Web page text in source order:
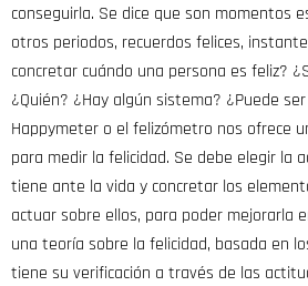
conseguirla. Se dice que son momentos
otros periodos, recuerdos felices,
concretar cuándo una persona es feliz?
¿Quién? ¿Hay algún sistema? ¿Puede
Happymeter o el felizómetro nos ofrece
para medir la felicidad. Se debe elegir la
tiene ante la vida y concretar los
actuar sobre ellos, para poder mejorarla
una teoría sobre la felicidad, basada en
tiene su verificación a través de las